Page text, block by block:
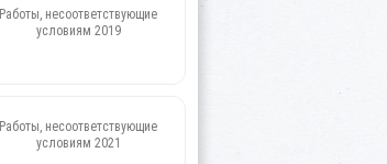
Работы, несоответствующие
условиям 2019
Работы, несоответствующие
условиям 2021